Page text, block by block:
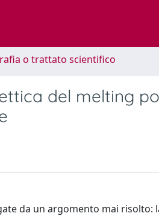
o trattato scientifico
del melting
da un argomento mai